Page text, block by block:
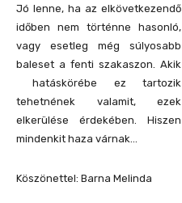
Jó lenne, ha az elkövetkezendő
időben nem történne hasonló,
vagy esetleg még súlyosabb
baleset a fenti szakaszon. Akik
hatáskörébe ez tartozik
tehetnének valamit, ezek
elkerülése érdekében. Hiszen
mindenkit haza várnak…
Köszönettel: Barna Melinda